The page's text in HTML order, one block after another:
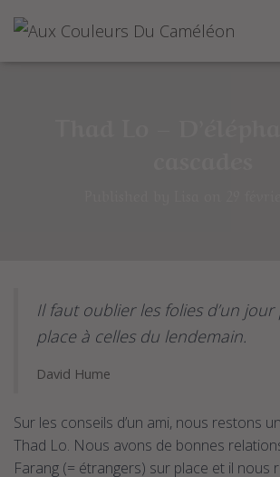
Il faut oublier les folies d’un
place à celles du lendemain.
David Hume
Sur les conseils d’un ami, nous restons
Thad Lo. Nous avons de bonnes
Farang (= étrangers) sur place et il nous